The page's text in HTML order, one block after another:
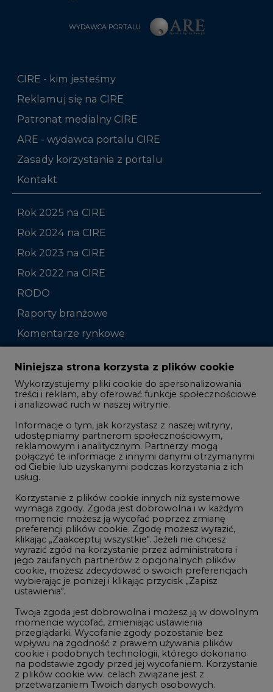
WYDAWCA PORTALU
CIRE - kim jesteśmy
Reklamuj się na CIRE
Patronat medialny CIRE
ARE - wydawca portalu CIRE
Zasady korzystania z portalu
Kontakt
Rok 2025 na CIRE
Rok 2024 na CIRE
Rok 2023 na CIRE
Rok 2022 na CIRE
RODO
Raporty branżowe
Komentarze rynkowe
Zmiany kadrowe na rynku
Studio CIRE
Rozmowy o energetyce
Gospodarka
Geopolityka
LTE450
Innowacje i AI
Telekomunikacja i IT
Handel emisjami CO2
Wodór
Górnictwo
Atom
Fotowoltaika
Offshore wind
Niniejsza strona korzysta z plików cookie
Wykorzystujemy pliki cookie do spersonalizowania
treści i reklam, aby oferować funkcje społecznościowe
i analizować ruch w naszej witrynie.
Informacje o tym, jak korzystasz z naszej witryny,
udostępniamy partnerom społecznościowym,
reklamowym i analitycznym. Partnerzy mogą
połączyć te informacje z innymi danymi otrzymanymi
od Ciebie lub uzyskanymi podczas korzystania z ich
usług.
Korzystanie z plików cookie innych niż systemowe
wymaga zgody. Zgoda jest dobrowolna i w każdym
momencie możesz ją wycofać poprzez zmianę
preferencji plików cookie. Zgodę możesz wyrazić,
klikając „Zaakceptuj wszystkie". Jeżeli nie chcesz
wyrazić zgód na korzystanie przez administratora i
jego zaufanych partnerów z opcjonalnych plików
cookie, możesz zdecydować o swoich preferencjach
wybierając je poniżej i klikając przycisk „Zapisz
ustawienia".
Twoja zgoda jest dobrowolna i możesz ją w dowolnym
momencie wycofać, zmieniając ustawienia
przeglądarki. Wycofanie zgody pozostanie bez
wpływu na zgodność z prawem używania plików
cookie i podobnych technologii, którego dokonano
na podstawie zgody przed jej wycofaniem. Korzystanie
z plików cookie ww. celach związane jest z
przetwarzaniem Twoich danych osobowych.